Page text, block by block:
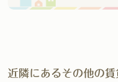
近隣にあるその他の賃